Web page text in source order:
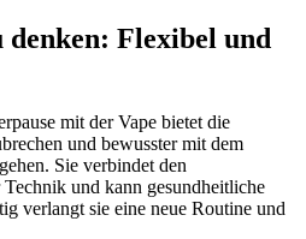
denken: Flexibel und
mit der Vape bietet die
und bewusster mit dem
Sie verbindet den
und kann gesundheitliche
verlangt sie eine neue Routine und